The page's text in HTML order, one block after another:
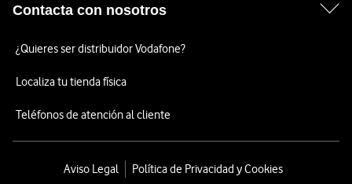
Contacta con nosotros
¿Quieres ser distribuidor Vodafone?
Localiza tu tienda física
Teléfonos de atención al cliente
Aviso Legal
Política de Privacidad y Cookies